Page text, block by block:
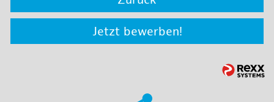
Jetzt bewerben!